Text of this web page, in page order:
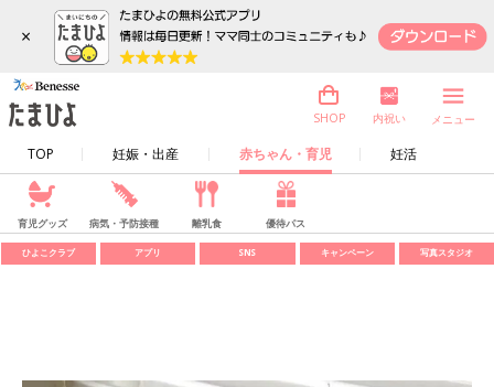
×
TOP 妊娠・出産 赤ちゃん・育児 妊活
SHOP 内祝い メニュー
育児グッズ 病気・予防接種 離乳食 優待パス
ひよこクラブ アプリ SNS キャンペーン 写真スタジオ